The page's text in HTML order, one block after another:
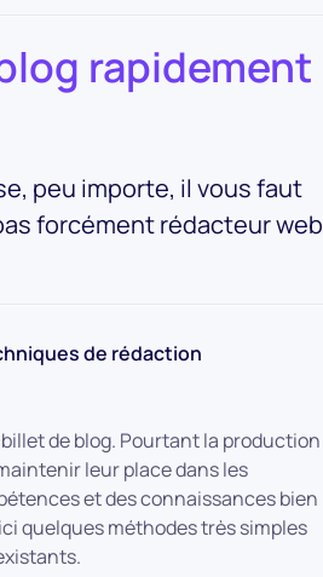
rapidement
peu importe, il vous faut
forcément rédacteur web
de rédaction
de blog. Pourtant la production
leur place dans les
et des connaissances bien
quelques méthodes très simples